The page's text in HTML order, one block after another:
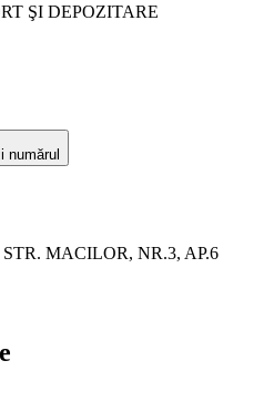
ŞI DEPOZITARE
numărul
MACILOR, NR.3, AP.6